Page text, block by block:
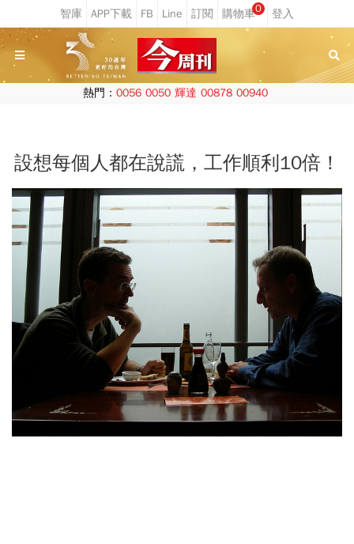
0
熱門： 0056 0050 輝達 00878 00940
設想每個人都在說謊，工作順利10倍！